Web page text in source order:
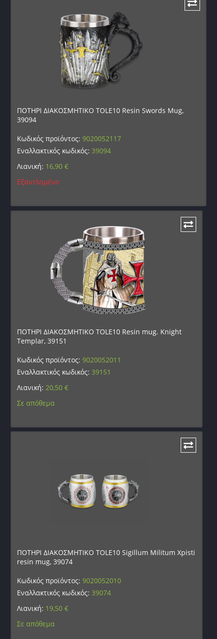
ΠΟΤΗΡΙ ΔΙΑΚΟΣΜΗΤΙΚΟ TOLE10 Resin Swords Mug,
39094
Κωδικός προϊόντος:9020052117
Εναλλακτικός κωδικός: 39094
Λιανική: 16,90€
Εξαντλημένο
ΠΟΤΗΡΙ ΔΙΑΚΟΣΜΗΤΙΚΟ TOLE10 Resin mug. Knight
Templar, 39151
Κωδικός προϊόντος:9020052011
Εναλλακτικός κωδικός: 39151
Λιανική: 20,50€
Σε απόθεμα
ΠΟΤΗΡΙ ΔΙΑΚΟΣΜΗΤΙΚΟ TOLE10 Sigillum Militum Xpisti
resin mug, 39074
Κωδικός προϊόντος:9020052010
Εναλλακτικός κωδικός: 39074
Λιανική: 19,50€
Σε απόθεμα